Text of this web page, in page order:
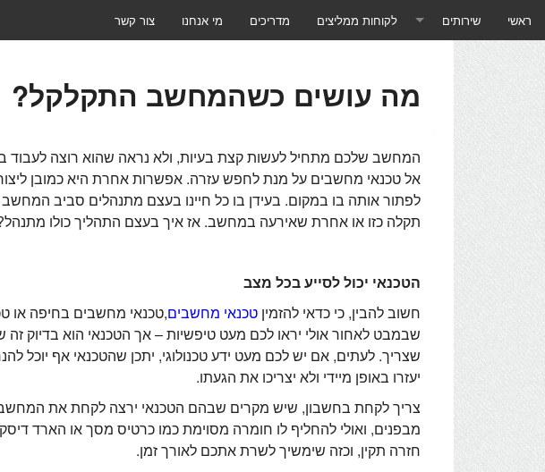
צור קשר מי אנחנו מדריכים לקוחות ממליצים שירותים
תוכנות ושירותים
טכנאי מחשבים לעסקים
טכנאי מחשבים לבית הלקוח
טכנאי מחשבים שליטה מרחוק
טכנאי מחשבים - ייעוץ ומכירת מחשבים
טכנאי מחשבים - שרתים ורשתות
טכנאי מחשבים - שירותי ענן
טכנאי מחשבים - מאמרים
טכנאי מחשבים - מאמרים נוספים
שיתופי פעולה טכנאי מחשבים
ראשי
מה עושים כשהמחשב התקלקל?
המחשב שלכם מתחיל לעשות קצת בעיות, ולא נראה שהוא רוצה לעבוד
אלטכנאי מחשבים על מנת לחפש עזרה. אפשרות אחרת היא כמובן
לפתור אותה בו במקום. בעידן בו כל חיינו בעצם מתנהלים סביב המחשב
תקלה כזו או אחרת שאירעה במחשב. אז איך בעצם התהליך כולו
הטכנאי יכול לסייע בכל מצב
חשוב להבין, כי כדאי להזמין טכנאי מחשבים,טכנאי מחשבים בחיפה או
שבמבט לאחור אולי יראו לכם מעט טיפשיות – אך הטכנאי הוא בדיוק
שצריך. לעתים, אם יש לכם מעט ידע טכנולוגי, יתכן שהטכנאי אף יוכל
יעזרו באופן מיידי ולא יצריכו את הגעתו.
צריך לקחת בחשבון, שיש מקרים שבהם הטכנאי ירצה לקחת את המחשב
מבפנים, ואולי להחליף לו חומרה מסוימת כמו כרטיס מסך או הארד
חזרה תקין, וכזה שימשיך לשרת אתכם לאורך זמן.